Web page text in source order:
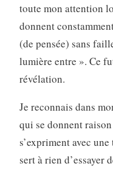
toute mon attention
donnent
(de pensée) sans
lumière entre ». Ce
révélation.
Je reconnais dans
qui se donnent
s’expriment avec
sert à rien d’essayer